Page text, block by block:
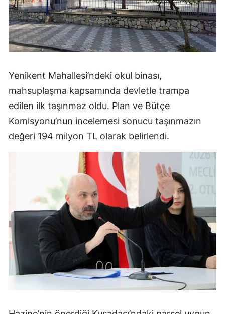
Yenikent Mahallesi’ndeki okul binası,
mahsuplaşma kapsamında devletle trampa
edilen ilk taşınmaz oldu. Plan ve Bütçe
Komisyonu’nun incelemesi sonucu taşınmazın
değeri 194 milyon TL olarak belirlendi.